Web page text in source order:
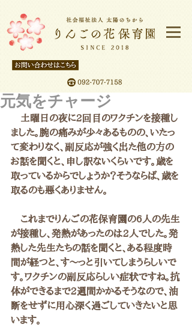
元気をチャージ
土曜日の夜に2回目のワクチンを接種し
ました。腕の痛みが少々あるものの、いたっ
て変わりなく、副反応が強く出た他の方の
お話を聞くと、申し訳ないくらいです。歳を
取っているからでしょうか？そうならば、歳を
取るのも悪くありません。
これまでりんごの花保育園の6人の先生
が接種し、発熱があったのは2人でした。発
熱した先生たちの話を聞くと、ある程度時
間が経つと、す～っと引いてしまうらしいで
す。ワクチンの副反応らしい症状ですね。抗
体ができるまで2週間かかるそうなので、油
断をせずに用心深く過ごしていきたいと思
います。